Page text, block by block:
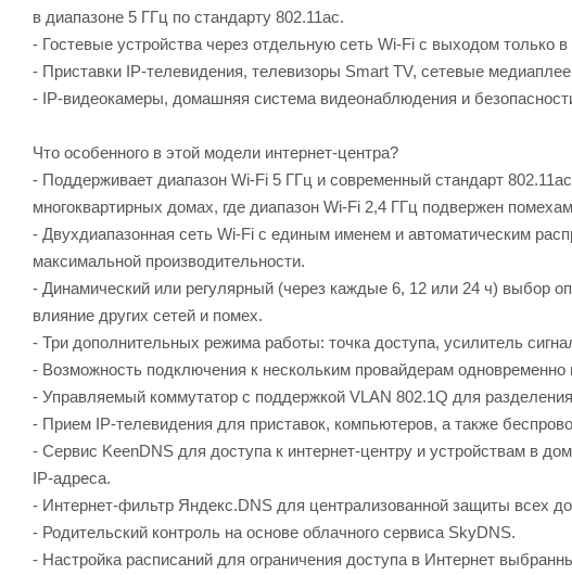
в диапазоне 5 ГГц по стандарту 802.11ac.
- Гостевые устройства через отдельную сеть Wi-Fi с выходом только
- Приставки IP-телевидения, телевизоры Smart TV, сетевые
- IP-видеокамеры, домашняя система видеонаблюдения и
Что особенного в этой модели интернет-центра?
- Поддерживает диапазон Wi-Fi 5 ГГц и современный стандарт
многоквартирных домах, где диапазон Wi-Fi 2,4 ГГц подвержен
- Двухдиапазонная сеть Wi-Fi c единым именем и автоматическим
максимальной производительности.
- Динамический или регулярный (через каждые 6, 12 или 24 ч) выбор
влияние других сетей и помех.
- Три дополнительных режима работы: точка доступа, усилитель
- Возможность подключения к нескольким провайдерам одновременно
- Управляемый коммутатор с поддержкой VLAN 802.1Q для
- Прием IP-телевидения для приставок, компьютеров, а также
- Сервис KeenDNS для доступа к интернет-центру и устройствам в
IP-адреса.
- Интернет-фильтр Яндекс.DNS для централизованной защиты всех
- Родительский контроль на основе облачного сервиса SkyDNS.
- Настройка расписаний для ограничения доступа в Интернет